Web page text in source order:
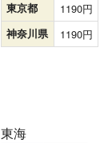
東京都 1190
神奈川県 1190
東海